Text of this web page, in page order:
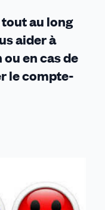
tout au long
aider à
en cas de
le compte-